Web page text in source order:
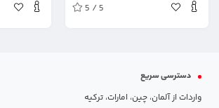
5 / 5
دسترسی سریع
واردات از آلمان، چین، امارات، ترکیه